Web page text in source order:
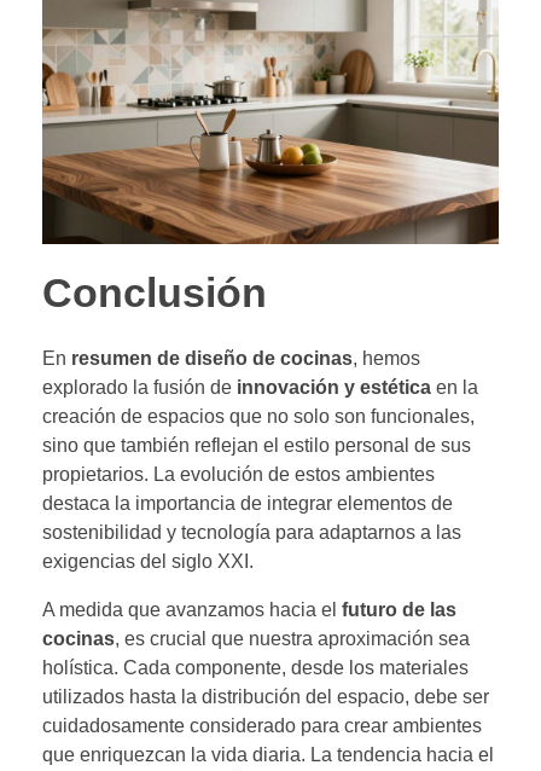
Conclusión
En resumen de diseño de cocinas, hemos
explorado la fusión de innovación y estética en la
creación de espacios que no solo son funcionales,
sino que también reflejan el estilo personal de sus
propietarios. La evolución de estos ambientes
destaca la importancia de integrar elementos de
sostenibilidad y tecnología para adaptarnos a las
exigencias del siglo XXI.
A medida que avanzamos hacia el futuro de las
cocinas, es crucial que nuestra aproximación sea
holística. Cada componente, desde los materiales
utilizados hasta la distribución del espacio, debe ser
cuidadosamente considerado para crear ambientes
que enriquezcan la vida diaria. La tendencia hacia el